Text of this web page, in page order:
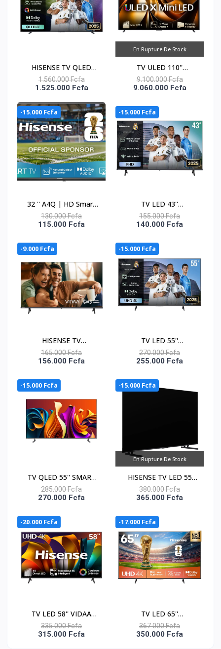
HISENSE TV QLED
CONNECTEE 100''
VIDAA -100Q7Q
1.560.000 Fcfa
1.525.000 Fcfa
En Rupture De Stock
TV ULED 110''
CONNECTEE 4K UHD
MINI-LED-ULED X -
9.100.000 Fcfa
9.060.000 Fcfa
-15.000 Fcfa
32 '' A4Q | HD Smart
TV HD 60 Hz 32A4Q
130.000 Fcfa
115.000 Fcfa
-15.000 Fcfa
TV LED 43''
CONNECTEE VIDAA -
43A4QS
155.000 Fcfa
140.000 Fcfa
-9.000 Fcfa
HISENSE TV
CONNECTEE VIDAA
LED 50'' APPLE HOME -
50A4Q
165.000 Fcfa
156.000 Fcfa
-15.000 Fcfa
TV LED 55''
CONNECTEE VIDAA 4K
UHD - APPLE HOME -
270.000 Fcfa
255.000 Fcfa
-15.000 Fcfa
TV QLED 55'' SMART
VIDAA - 4K UHD -
55Q6N
285.000 Fcfa
270.000 Fcfa
-15.000 Fcfa
En Rupture De Stock
HISENSE TV LED 55
CONNECTEE MINI-LED
ULED - 55U6Q PRO
380.000 Fcfa
365.000 Fcfa
-20.000 Fcfa
TV LED 58'' VIDAA
SMART - 4K UHD -
58A6N
335.000 Fcfa
315.000 Fcfa
-17.000 Fcfa
TV LED 65''
CONNECTEE VIDAA 4K
UHD - APPLE HOME -
367.000 Fcfa
350.000 Fcfa